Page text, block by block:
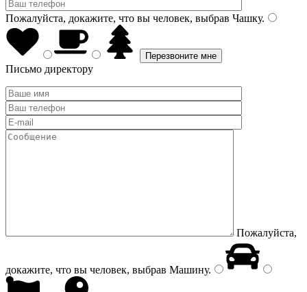
Пожалуйста, докажите, что вы человек, выбрав Чашку.
Письмо директору
Пожалуйста,
докажите, что вы человек, выбрав Машину.